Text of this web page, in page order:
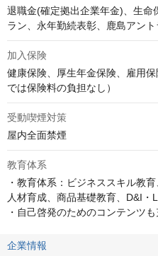
退職金(確定拠出企業年金)、生命
ラン、永年勤続表彰、鹿島アン
加入保険
健康保険、厚生年金保険、雇用
では保険料の負担なし）
受動喫煙対策
屋内全面禁煙
教育体系
・教育体系：ビジネススキル教
人材育成、商品基礎教育、D&I・
・自己啓発のためのコンテンツも
企業情報